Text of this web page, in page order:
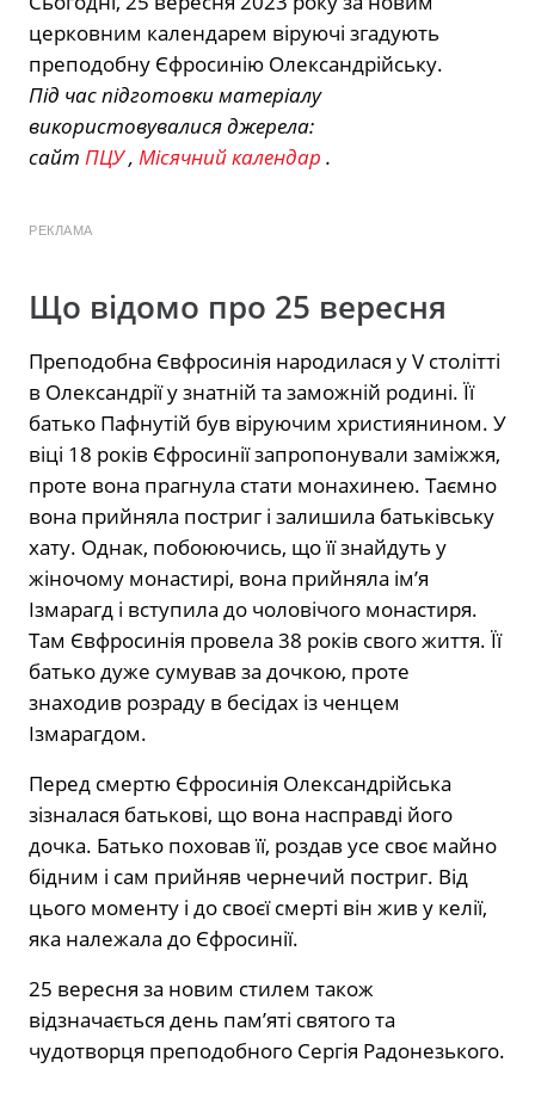
церковним календарем віруючі згадують
преподобну Єфросинію Олександрійську.
Під час підготовки матеріалу
використовувалися джерела:
сайт ПЦУ, Місячний календар .
РЕКЛАМА
Що відомо про 25 вересня
Преподобна Євфросинія народилася у V столітті
в Олександрії у знатній та заможній родині. Її
батько Пафнутій був віруючим християнином. У
віці 18 років Єфросинії запропонували заміжжя,
проте вона прагнула стати монахинею. Таємно
вона прийняла постриг і залишила батьківську
хату. Однак, побоюючись, що її знайдуть у
жіночому монастирі, вона прийняла ім’я
Ізмарагд і вступила до чоловічого монастиря.
Там Євфросинія провела 38 років свого життя. Її
батько дуже сумував за дочкою, проте
знаходив розраду в бесідах із ченцем
Ізмарагдом.
Перед смертю Єфросинія Олександрійська
зізналася батькові, що вона насправді його
дочка. Батько поховав її, роздав усе своє майно
бідним і сам прийняв чернечий постриг. Від
цього моменту і до своєї смерті він жив у келії,
яка належала до Єфросинії.
25 вересня за новим стилем також
відзначається день пам’яті святого та
чудотворця преподобного Сергія Радонезького.